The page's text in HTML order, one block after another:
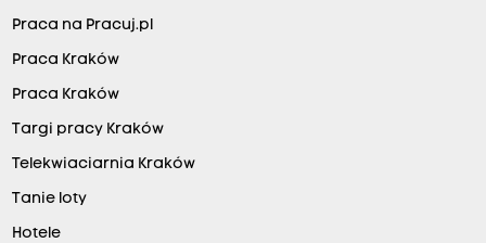
Praca na Pracuj.pl
Praca Kraków
Praca Kraków
Targi pracy Kraków
Telekwiaciarnia Kraków
Tanie loty
Hotele